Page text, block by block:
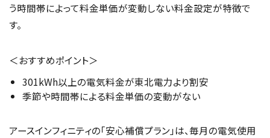
う時間帯によって料金単価が変動しない料金設定が特徴で
す。
＜おすすめポイント＞
301kWh以上の電気料金が東北電力より割安
季節や時間帯による料金単価の変動がない
アースインフィニティの「安心補償プラン」は、毎月の電気使用